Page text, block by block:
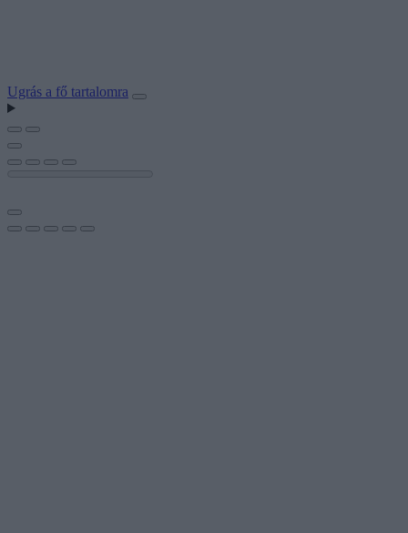
Ugrás a fő tartalomra